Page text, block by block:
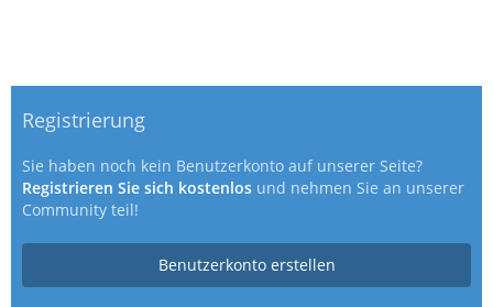
Registrierung
Sie haben noch kein Benutzerkonto auf unserer Seite?
Registrieren Sie sich kostenlos und nehmen Sie an unserer
Community teil!
Benutzerkonto erstellen